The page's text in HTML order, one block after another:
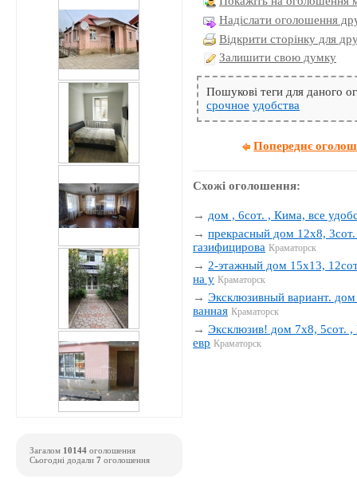
Надіслати оголошення
Відкрити сторінку для
Залишити свою думку
Пошукові теги для даного
срочное удобства
Попереднє
Схожі оголошення:
→ дом , 6сот. , Кима, все
→прекрасный дом 12х8,
газифицирова Краматорск
→ 2-этажный дом 15х13,
на у Краматорск
→Эксклюзивный вариант.
ванная Краматорск
→Эксклюзив! дом 7х8, 5сот. ,
евр Краматорск
Загалом 10144 оголошення
Сьогодні додали 7 оголошення